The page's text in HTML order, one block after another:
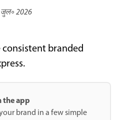
2026
branded
the app
brand in a few simple